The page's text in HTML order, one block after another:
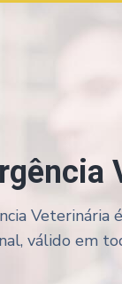
Veterinária
válido em